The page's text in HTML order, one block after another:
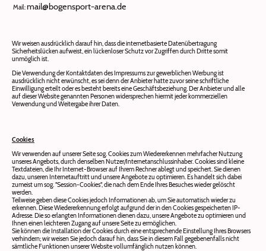
Mail:mail@bogensport-arena.de
Wir weisen ausdrücklich darauf hin, dass die internetbasierte Datenübertragung
Sicherheitslücken aufweist, ein lückenloser Schutz vor Zugriffen durch Dritte somit
unmöglich ist.
Die Verwendung der Kontaktdaten des Impressums zur gewerblichen Werbung ist
ausdrücklich nicht erwünscht, es sei denn der Anbieter hatte zuvor seine schriftliche
Einwilligung erteilt oder es besteht bereits eine Geschäftsbeziehung. Der Anbieter und alle
auf dieser Website genannten Personen widersprechen hiermit jeder kommerziellen
Verwendung und Weitergabe ihrer Daten.
Cookies
Wir verwenden auf unserer Seite sog. Cookies zum Wiedererkennen mehrfacher Nutzung
unseres Angebots, durch denselben Nutzer/Internetanschlussinhaber. Cookies sind kleine
Textdateien, die Ihr Internet-Browser auf Ihrem Rechner ablegt und speichert. Sie dienen
dazu, unseren Internetauftritt und unsere Angebote zu optimieren. Es handelt sich dabei
zumeist um sog. "Session-Cookies", die nach dem Ende Ihres Besuches wieder gelöscht
werden.
Teilweise geben diese Cookies jedoch Informationen ab, um Sie automatisch wieder zu
erkennen. Diese Wiedererkennung erfolgt aufgrund der in den Cookies gespeicherten IP-
Adresse. Die so erlangten Informationen dienen dazu, unsere Angebote zu optimieren und
Ihnen einen leichteren Zugang auf unsere Seite zu ermöglichen.
Sie können die Installation der Cookies durch eine entsprechende Einstellung Ihres Browsers
verhindern; wir weisen Sie jedoch darauf hin, dass Sie in diesem Fall gegebenenfalls nicht
sämtliche Funktionen unserer Website vollumfänglich nutzen können.